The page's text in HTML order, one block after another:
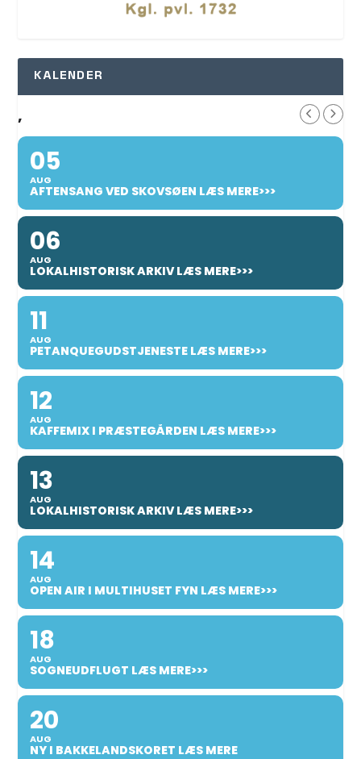
KALENDER
,
05
AUG
AFTENSANG VED SKOVSØEN LÆS MERE>>>
06
AUG
LOKALHISTORISK ARKIV LÆS MERE>>>
11
AUG
PETANQUEGUDSTJENESTE LÆS MERE>>>
12
AUG
KAFFEMIX I PRÆSTEGÅRDEN LÆS MERE>>>
13
AUG
LOKALHISTORISK ARKIV LÆS MERE>>>
14
AUG
OPEN AIR I MULTIHUSET FYN LÆS MERE>>>
18
AUG
SOGNEUDFLUGT LÆS MERE>>>
20
AUG
NY I BAKKELANDSKORET LÆS MERE